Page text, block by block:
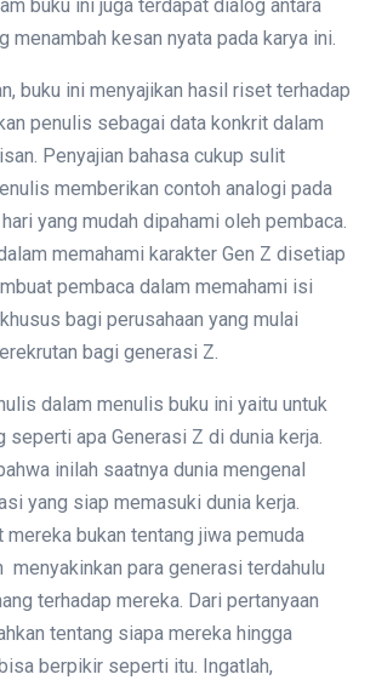
buku ini juga terdapat dialog antara
menambah kesan nyata pada karya ini.
buku ini menyajikan hasil riset terhadap
penulis sebagai data konkrit dalam
Penyajian bahasa cukup sulit
memberikan contoh analogi pada
yang mudah dipahami oleh pembaca.
memahami karakter Gen Z disetiap
pembaca dalam memahami isi
bagi perusahaan yang mulai
bagi generasi Z.
dalam menulis buku ini yaitu untuk
apa Generasi Z di dunia kerja.
inilah saatnya dunia mengenal
yang siap memasuki dunia kerja.
mereka bukan tentang jiwa pemuda
menyakinkan para generasi terdahulu
terhadap mereka. Dari pertanyaan
tentang siapa mereka hingga
berpikir seperti itu. Ingatlah,